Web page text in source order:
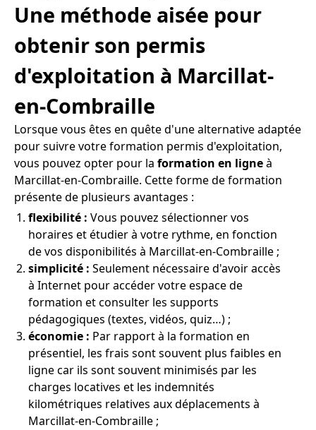
Une méthode aisée pour
obtenir son permis
d'exploitation à Marcillat-
en-Combraille
Lorsque vous êtes en quête d'une alternative adaptée
pour suivre votre formation permis d'exploitation,
vous pouvez opter pour la formation en ligneà
Marcillat-en-Combraille. Cette forme de formation
présente de plusieurs avantages :
flexibilité : Vous pouvez sélectionner vos
horaires et étudier à votre rythme, en fonction
de vos disponibilités à Marcillat-en-Combraille ;
simplicité : Seulement nécessaire d'avoir accès
à Internet pour accéder votre espace de
formation et consulter les supports
pédagogiques (textes, vidéos, quiz…) ;
économie : Par rapport à la formation en
présentiel, les frais sont souvent plus faibles en
ligne car ils sont souvent minimisés par les
charges locatives et les indemnités
kilométriques relatives aux déplacements à
Marcillat-en-Combraille ;